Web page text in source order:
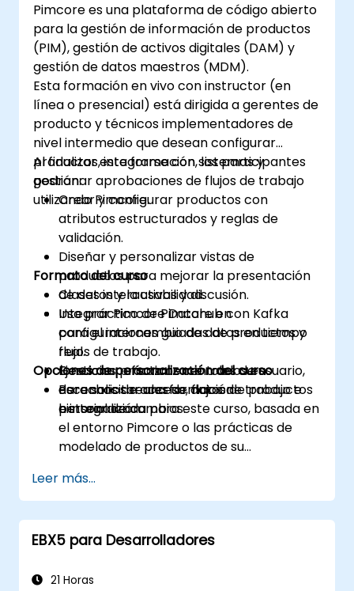
Pimcore es una plataforma de código abierto
para la gestión de información de productos
(PIM), gestión de activos digitales (DAM) y
gestión de datos maestros (MDM).
Esta formación en vivo con instructor (en
línea o presencial) está dirigida a gerentes de
producto y técnicos implementadores de
nivel intermedio que desean configurar
productos, integrarse con sistemas y
gestionar aprobaciones de flujos de trabajo
utilizando Pimcore.
Al finalizar esta formación, los participantes
podrán:
Crear y configurar productos con
atributos estructurados y reglas de
validación.
Diseñar y personalizar vistas de
productos para mejorar la presentación
de datos y la usabilidad.
Integrar Pimcore Datahub con Kafka
para el intercambio de datos en tiempo
real.
Gestionar eficazmente roles de usuario,
derechos de acceso, flujos de trabajo e
historial de cambios.
Formato del curso
Clases interactivas y discusión.
Uso práctico de Pimcore en
configuraciones guiadas de productos y
flujos de trabajo.
Ejercicios prácticos centrados en
escenarios reales de datos de productos
e integración.
Opciones de personalización del curso
Para solicitar una formación
personalizada para este curso, basada en
el entorno Pimcore o las prácticas de
modelado de productos de su
organizarlo.
Leer más...
EBX5 para Desarrolladores
21 Horas